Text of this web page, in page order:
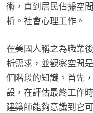
術，直到居民佔據空
析。社會心理工作。
在美國人稱之為職業
析需求，並觀察空間
個階段的知識。首先
設，在評估最終工作
建築師能夠意識到它